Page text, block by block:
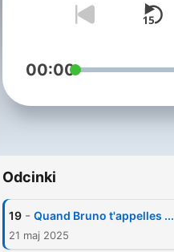
00:00
Odcinki
19 - Quand Bruno t'appelles ...
21 maj 2025